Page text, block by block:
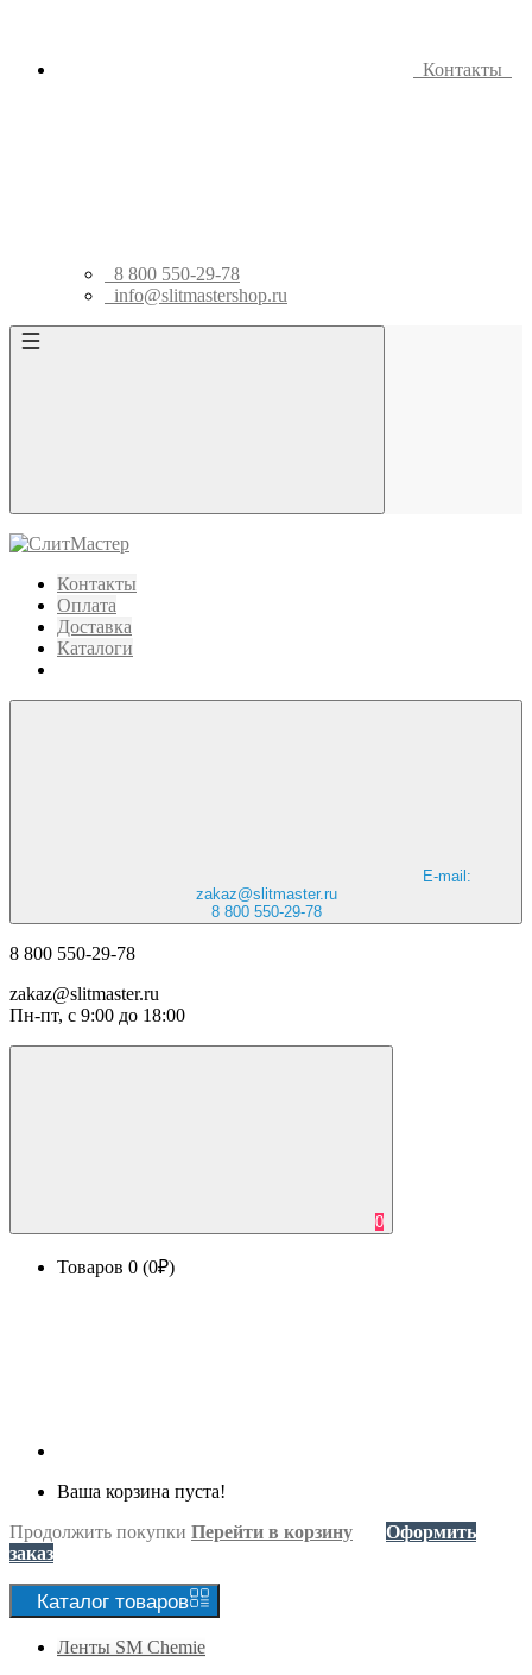
Контакты
8 800 550-29-78
info@slitmastershop.ru
Контакты
Оплата
Доставка
Каталоги
E-mail:
zakaz@slitmaster.ru
8 800 550-29-78
8 800 550-29-78
zakaz@slitmaster.ru
Пн-пт, с 9:00 до 18:00
0
Товаров 0 (0₽)
Ваша корзина пуста!
Продолжить покупки Перейти в корзину
Оформить
заказ
Каталог товаров
Ленты SM Chemie